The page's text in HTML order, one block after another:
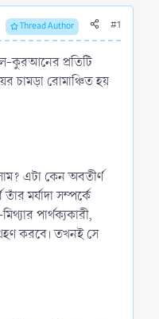
Thread Author #1
কুরআনের প্রতিটি
চামড়া রোমাঞ্চিত হয়
এটা কেন অবতীর্ণ
মর্যাদা সম্পর্কে
পার্থক্যকারী,
করবে। তখনই সে